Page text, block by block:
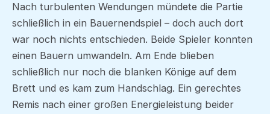
Nach turbulenten Wendungen mündete die Partie
schließlich in ein Bauernendspiel – doch auch dort
war noch nichts entschieden. Beide Spieler konnten
einen Bauern umwandeln. Am Ende blieben
schließlich nur noch die blanken Könige auf dem
Brett und es kam zum Handschlag. Ein gerechtes
Remis nach einer großen Energieleistung beider